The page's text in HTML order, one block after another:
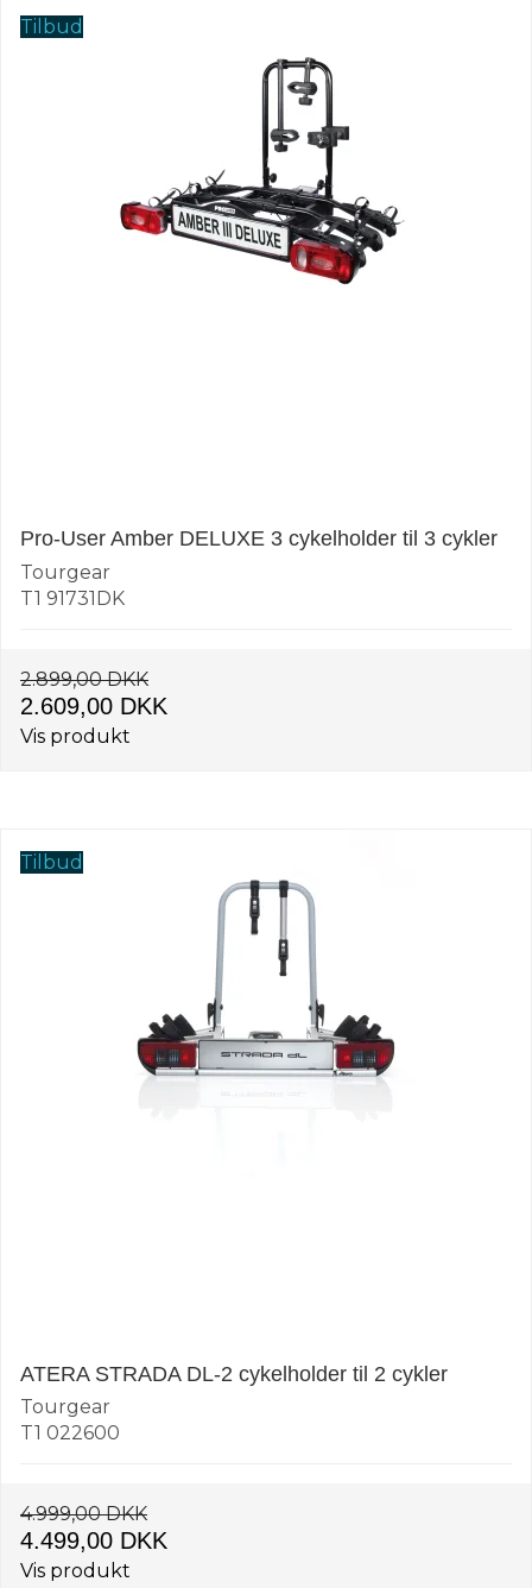
Tilbud
Pro-User Amber DELUXE 3 cykelholder til 3 cykler
Tourgear
T1 91731DK
2.899,00 DKK
2.609,00 DKK
Vis produkt
Tilbud
ATERA STRADA DL-2 cykelholder til 2 cykler
Tourgear
T1 022600
4.999,00 DKK
4.499,00 DKK
Vis produkt